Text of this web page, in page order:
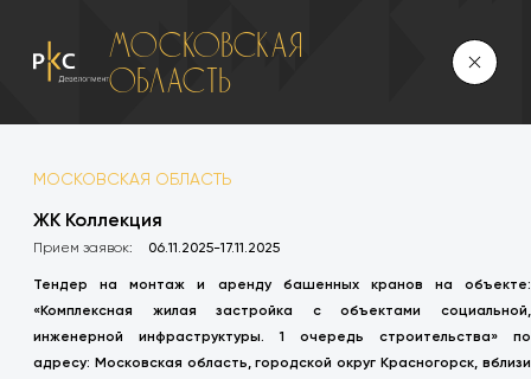
Московская
область
МОСКОВСКАЯ ОБЛАСТЬ
ЖК Коллекция
Прием заявок: 06.11.2025-17.11.2025
Тендер на монтаж и аренду башенных кранов на объекте:
«Комплексная жилая застройка с объектами социальной,
инженерной инфраструктуры. 1 очередь строительства» по
адресу: Московская область, городской округ Красногорск, вблизи